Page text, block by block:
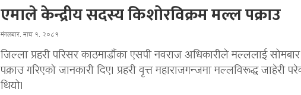
एमाले केन्द्रीय सदस्य किशोरविक्रम मल्ल पक्राउ
मंगलबार, माघ १, २०८१
जिल्ला प्रहरी परिसर काठमाडौंका एसपी नवराज अधिकारीले मल्ललाई सोमबार
पक्राउ गरिएको जानकारी दिए। प्रहरी वृत्त महाराजगन्जमा मल्लविरूद्ध जाहेरी
थियो।